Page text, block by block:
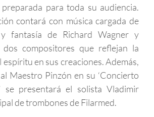
para toda su audiencia.
contará con música cargada de
y fantasía de Richard Wagner y
dos compositores que reflejan la
espíritu en sus creaciones. Además,
Maestro Pinzón en su ‘Concierto
se presentará el solista Vladimir
de trombones de Filarmed.